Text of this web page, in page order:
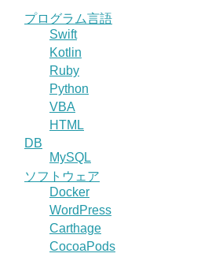
プログラム言語
Swift
Kotlin
Ruby
Python
VBA
HTML
DB
MySQL
ソフトウェア
Docker
WordPress
Carthage
CocoaPods